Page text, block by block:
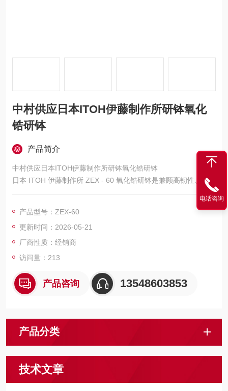
中村供应日本ITOH伊藤制作所研钵氧化
锆研钵
产品简介
中村供应日本ITOH伊藤制作所研钵氧化锆研钵
日本 ITOH 伊藤制作所 ZEX - 60 氧化锆研钵是兼顾高韧性、低污
染与高效研磨的通用型高纯研磨工具。
产品型号：ZEX-60
更新时间：2026-05-21
厂商性质：经销商
访问量：213
产品咨询 13548603853
产品分类
技术文章
电话咨询